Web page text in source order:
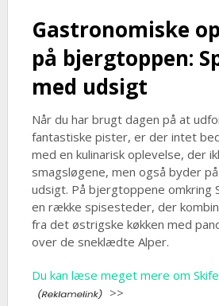
Gastronomiske
på bjergtoppen:
med udsigt
Når du har brugt dagen på at
fantastiske pister, er der intet
med en kulinarisk oplevelse, der
smagsløgene, men også byder
udsigt. På bjergtoppene omkring
en række spisesteder, der
fra det østrigske køkken med
over de sneklædte Alper.
Du kan læse meget mere om
>>